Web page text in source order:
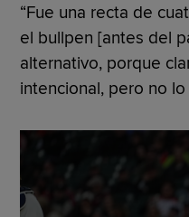
“Fue una recta de
el bullpen [antes del
alternativo, porque
intencional, pero no lo